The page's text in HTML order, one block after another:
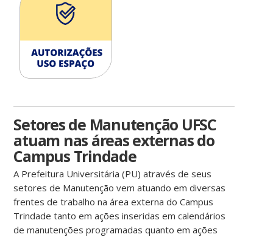
Setores de Manutenção UFSC
atuam nas áreas externas do
Campus Trindade
A Prefeitura Universitária (PU) através de seus
setores de Manutenção vem atuando em diversas
frentes de trabalho na área externa do Campus
Trindade tanto em ações inseridas em calendários
de manutenções programadas quanto em ações